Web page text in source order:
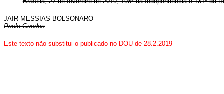
JAIR MESSIAS BOLSONARO
Paulo Guedes
Este texto não substitui o publicado no DOU de 28.2.2019